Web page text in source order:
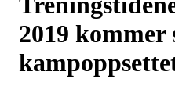
2019 kommer